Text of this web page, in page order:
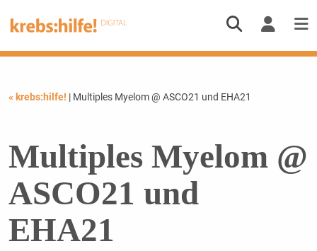
« krebs:hilfe! | Multiples Myelom @ ASCO21 und EHA21
Multiples Myelom @
ASCO21 und
EHA21